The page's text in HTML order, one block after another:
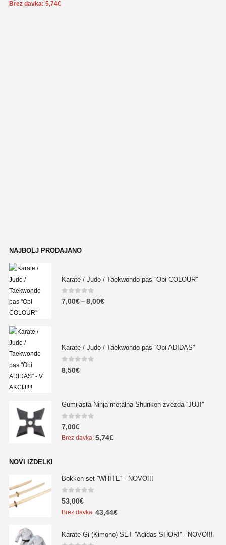
Brez davka: 5,74€
NAJBOLJ PRODAJANO
Karate / Judo / Taekwondo pas ''Obi COLOUR''
0out of 5
7,00€ – 8,00€
Karate / Judo / Taekwondo pas ''Obi ADIDAS''
0 out of 5
8,50€
Gumijasta Ninja metalna Shuriken zvezda ''JUJI''
0out of 5
7,00€
Brez davka: 5,74€
NOVI IZDELKI
Bokken set ''WHITE'' - NOVO!!!
0out of 5
53,00€
Brez davka: 43,44€
Karate Gi (Kimono) SET ''Adidas SHORI'' - NOVO!!!